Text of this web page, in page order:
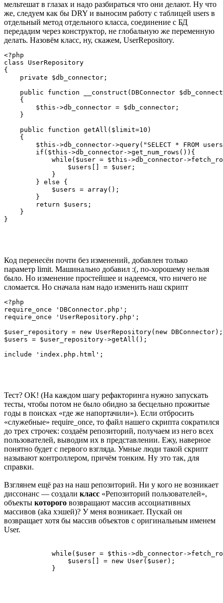
мельтешат в глазах и надо разбираться что они делают. Ну что
же, следуем как бы DRY и выносим работу с таблицей users в
отдельный метод отдельного класса, соединение с БД
передадим через конструктор, не глобальную же переменную
делать. Назовём класс, ну, скажем, UserRepository.
<?php
class UserRepository
{
    private $db_connector;
public function __construct(DBConnector
    {
        $this->db_connector = $db_connector;
    }
    public function getAll($limit=10)
    {
$this->db_connector->query("SELECT * FROM
        if($this->db_connector->get_num_rows()){
while($user = $this->db_connector-
                $users[] = $user;
            }
        } else {
            $users = array();
        }
        return $users;
    }
Код перенесён почти без изменений, добавлен только
параметр limit. Машинально добавил :(, по-хорошему нельзя
было. Но изменение простейшее и надеемся, что ничего не
сломается. Но сначала нам надо изменить наш скрипт
<?php
require_once 'DBConnector.php';
require_once 'UserRepository.php';
$user_repository = new UserRepository(new DBConnector);
$users = $user_repository->getAll();
Тест? OK! (На каждом шагу рефакторинга нужно запускать
тесты, чтобы потом не было обидно за бесцельно прожитые
годы в поисках «где же напортачили»). Если отбросить
«служебные» require_once, то файл нашего скрипта сократился
до трех строчек: создаём репозиторий, получаем из него всех
пользователей, выводим их в представлении. Ежу, наверное
понятно будет с первого взгляда. Умные люди такой скрипт
называют контроллером, причём тонким. Ну это так, для
справки.
Взглянем ещё раз на наш репозиторий. Ни у кого не возникает
диссонанс — создали класс «Репозиторий пользователей»,
объекты которого возвращают массив ассоциативных
массивов (aka хэшей)? У меня возникает. Пускай он
возвращает хотя бы массив объектов с оригинальным именем
User.
while($user = $this->db_connector-
                $users[] = new User($user);